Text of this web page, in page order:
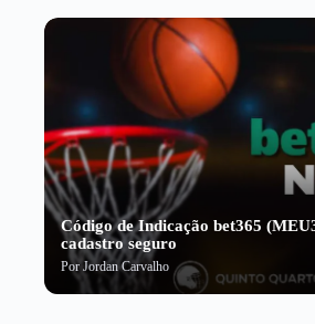
Código de Indicação bet365
cadastro seguro
PorJordan Carvalho